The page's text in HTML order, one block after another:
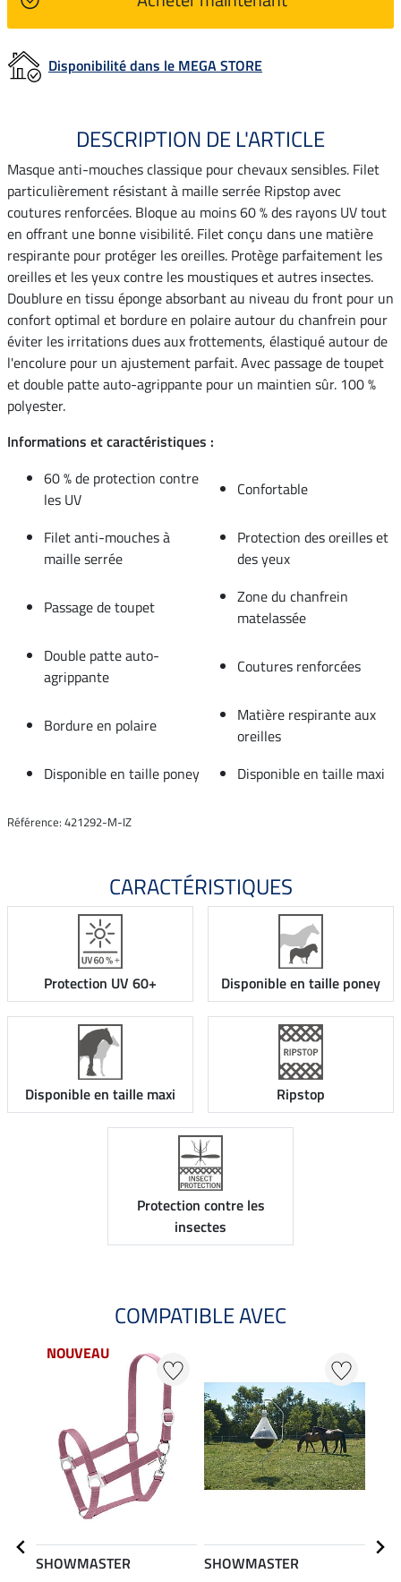
Disponibilité dans le MEGA STORE
DESCRIPTION DE L'ARTICLE
Masque anti-mouches classique pour chevaux sensibles. Filet
particulièrement résistant à maille serrée Ripstop avec
coutures renforcées. Bloque au moins 60 % des rayons UV tout
en offrant une bonne visibilité. Filet conçu dans une matière
respirante pour protéger les oreilles. Protège parfaitement les
oreilles et les yeux contre les moustiques et autres insectes.
Doublure en tissu éponge absorbant au niveau du front pour un
confort optimal et bordure en polaire autour du chanfrein pour
éviter les irritations dues aux frottements, élastiqué autour de
l'encolure pour un ajustement parfait. Avec passage de toupet
et double patte auto-agrippante pour un maintien sûr. 100 %
polyester.
Informations et caractéristiques :
60 % de protection contre
les UV
Confortable
Filet anti-mouches à
maille serrée
Protection des oreilles et
des yeux
Passage de toupet
Zone du chanfrein
matelassée
Double patte auto-
agrippante
Coutures renforcées
Bordure en polaire
Matière respirante aux
oreilles
Disponible en taille poney
Disponible en taille maxi
Référence: 421292-M-IZ
CARACTÉRISTIQUES
Protection UV 60+ Disponible en taille poney
Disponible en taille maxi Ripstop
Protection contre les
insectes
COMPATIBLE AVEC
NOUVEAU
SHOWMASTER
SHOWMASTER